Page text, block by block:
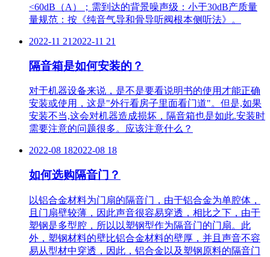
<60dB（A）；需到达的背景噪声级：小于30dB产质量
量规范：按《纯音气导和骨导听阀根本侧听法》。
2022-11 21 2022-11 21
隔音箱是如何安装的？
对于机器设备来说，是不是要看说明书的使用才能正确
安装或使用，这是"外行看房子里面看门道"。但是,如果
安装不当,这会对机器造成损坏，隔音箱也是如此.安装时
需要注意的问题很多。应该注意什么？
2022-08 182022-08 18
如何选购隔音门？
以铝合金材料为门扇的隔音门，由于铝合金为单腔体，
且门扇壁较薄，因此声音很容易穿透，相比之下，由于
塑钢是多型腔，所以以塑钢型作为隔音门的门扇。此
外，塑钢材料的壁比铝合金材料的壁厚，并且声音不容
易从型材中穿透，因此，铝合金以及塑钢原料的隔音门